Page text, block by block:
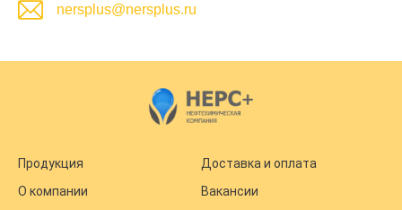
nersplus@nersplus.ru
Продукция
Доставка и оплата
О компании
Вакансии